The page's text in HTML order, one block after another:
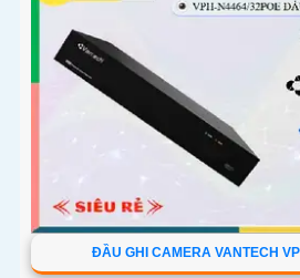
ĐẦU GHI CAMERA VANTECH